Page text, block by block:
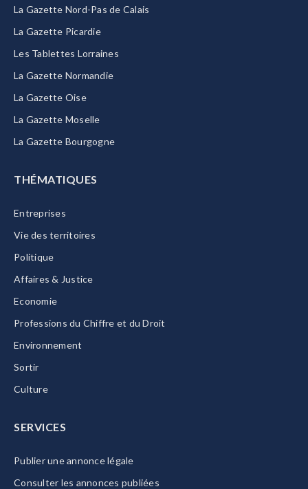
La Gazette Nord-Pas de Calais
La Gazette Picardie
Les Tablettes Lorraines
La Gazette Normandie
La Gazette Oise
La Gazette Moselle
La Gazette Bourgogne
THÉMATIQUES
Entreprises
Vie des territoires
Politique
Affaires & Justice
Economie
Professions du Chiffre et du Droit
Environnement
Sortir
Culture
SERVICES
Publier une annonce légale
Consulter les annonces publiées